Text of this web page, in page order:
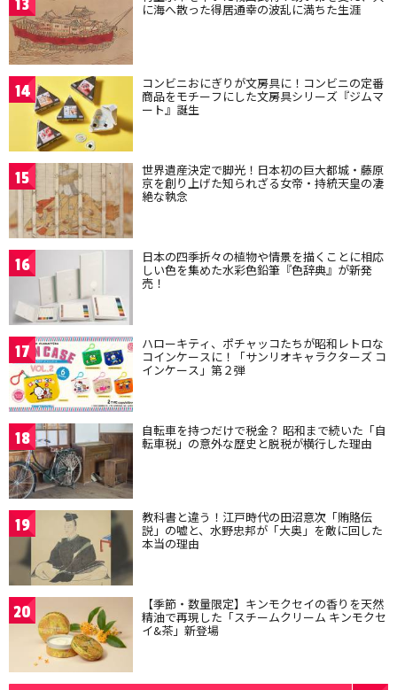
13 に海へ散った得居通幸の波乱に満ちた生涯
14 コンビニおにぎりが文房具に！コンビニの定番
商品をモチーフにした文房具シリーズ『ジムマ
ート』誕生
15 世界遺産決定で脚光！日本初の巨大都城・藤原
京を創り上げた知られざる女帝・持統天皇の凄
絶な執念
16 日本の四季折々の植物や情景を描くことに相応
しい色を集めた水彩色鉛筆『色辞典』が新発
売！
17 ハローキティ、ポチャッコたちが昭和レトロな
コインケースに！「サンリオキャラクターズ コ
インケース」第２弾
18 自転車を持つだけで税金？ 昭和まで続いた「自
転車税」の意外な歴史と脱税が横行した理由
19 教科書と違う！江戸時代の田沼意次「賄賂伝
説」の嘘と、水野忠邦が「大奥」を敵に回した
本当の理由
20 【季節・数量限定】キンモクセイの香りを天然
精油で再現した「スチームクリーム キンモクセ
イ&茶」新登場